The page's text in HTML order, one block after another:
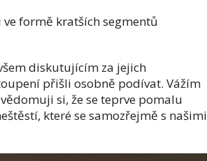
formě kratších segmentů
diskutujícím za jejich
přišli osobně podívat. Vážím
si, že se teprve pomalu
které se samozřejmě s našimi